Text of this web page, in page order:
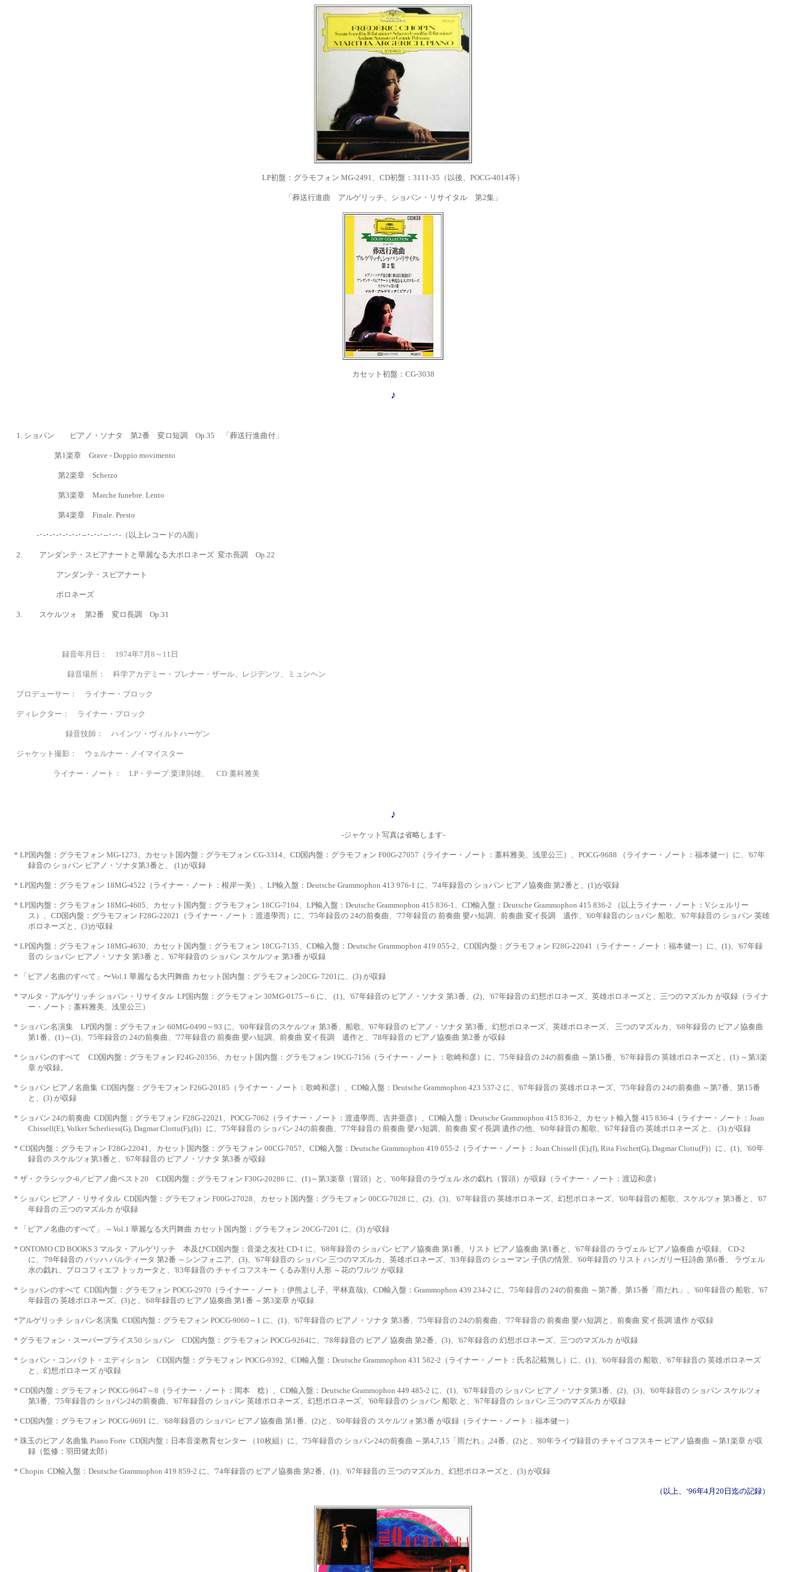
LP初盤：グラモフォン MG-2491、CD初盤： 3111-35 （以後、POCG-4014等）
「 葬送行進曲 アルゲリッチ、ショパン・リサイタル 第2集」
カセット初盤：CG-3038
♪
1. ショパン ピアノ・ソナタ 第2番 変ロ短調 Op.35 「葬送行進曲付」
第1楽章 Grave - Doppio movimento
第2楽章 Scherzo
第3楽章 Marche funebre. Lento
第4楽章 Finale. Presto
-･-･-･-･-･-･-･--･-･-･--･-･-（以上レコードのA面）
2. アンダンテ・スピアナートと華麗なる大ポロネーズ 変ホ長調 Op.22
アンダンテ・スピアナート
ポロネーズ
3. スケルツォ 第2番 変ロ長調 Op.31
録音年月日： 1974年7月8～11日
録音場所： 科学アカデミー・プレナー・ザール、レジデンツ、ミュンヘン
プロデューサー ： ライナー・ブロック
ディレクター： ライナー・ブロック
録音技師： ハインツ・ヴィルトハーゲン
ジャケット撮影： ウェルナー・ノイマイスター
ライナー・ノート： LP・テープ:栗津則雄、 CD:藁科雅美
♪
-ジャケット写真は省略します-
* LP国内盤：グラモフォン MG-1273、カセット国内盤：グラモフォン CG-3314、CD国内盤： グラモフォン F00G-27057（ライナー・ノート：藁科雅美、浅里公三）、POCG-9688 （ライナー・ノート：福本健一）に、 '67年
録音の ショパン ピアノ・ソナタ第3番と、 (1)が収録
* LP国内盤：グラモフォン 18MG-4522（ライナー・ノート：根岸一美）、LP輸入盤：Deutsche Grammophon 413 976-1 に、'74年録音の ショパン ピアノ協奏曲 第2番と、(1)が収録
* LP国内盤：グラモフォン 18MG-4605、カセット国内盤：グラモフォン 18CG-7104、LP輸入盤： Deutsche Grammophon 415 836-1、CD輸入盤：Deutsche Grammophon 415 836-2 （以上ライナー・ノート： V.シェルリー
ス）、CD国内盤：グラモフォン F28G-22021 （ライナー・ノート：渡邉學而）に、 '75年録音の 24の前奏曲、'77年録音の 前奏曲 嬰ハ短調、前奏曲 変イ長調 遺作、 '60年録音のショパン 船歌、'67年録音の ショパン 英雄
ポロネーズと、(3)が収録
* LP国内盤：グラモフォン 18MG-4630、カセット国内盤：グラモフォン 18CG-7135、CD輸入盤： Deutsche Grammophon 419 055-2、CD国内盤：グラモフォン F28G-22041 （ライナー・ノート：福本健一）に、(1)、'67年録
音の ショパン ピアノ・ソナタ 第3番 と、 '67年録音の ショパン スケルツォ 第3番 が収録
* 「ピアノ名曲のすべて」〜Vol.1 華麗なる大円舞曲 カセット国内盤：グラモフォン20CG- 7201に、(3) が収録
* マルタ・アルゲリッチ ショパン・リサイタル LP国内盤：グラモフォン 30MG-0175～6 に、 (1)、 '67年録音の ピアノ・ソナタ 第3番、(2)、'67年録音の 幻想ポロネーズ、英雄ポロネーズと、三つのマズルカ が収録（ライナ
ー・ノート：藁科雅美、浅里公三）
* ショパン名演集 LP国内盤：グラモフォン 60MG-0490～93 に、'60年録音のスケルツォ 第3番、船歌、'67年録音の ピアノ・ソナタ 第3番、幻想ポロネーズ、英雄ポロネーズ、 三つのマズルカ、 '68年録音の ピアノ協奏曲
第1番、(1)～(3)、'75年録音の 24の前奏曲、 '77年録音の 前奏曲 嬰ハ短調、前奏曲 変イ長調 遺作と、'78年録音の ピアノ協奏曲 第2番 が収録
* ショパンのすべて CD国内盤：グラモフォン F24G-20356、カセット国内盤：グラモフォン 19CG-7156（ライナー・ノート：歌崎和彦）に、'75年録音の 24の前奏曲 ～第15番、'67年録音の 英雄ポロネーズと、(1) ～第3楽
章 が収録。
* ショパン ピアノ名曲集 CD国内盤：グラモフォン F26G-20185（ライナー・ノート：歌崎和彦）、 CD輸入盤：Deutsche Grammophon 423 537-2 に、'67年録音の 英雄ポロネーズ、 '75年録音の 24の前奏曲 ～第7番、第15番
と、(3) が収録
* ショパン 24の前奏曲 CD国内盤：グラモフォン F28G-22021、POCG-7062（ライナー・ ノート：渡邉學而、吉井亜彦）、 CD輸入盤：Deutsche Grammophon 415 836-2、カセット 輸入盤 415 836-4（ライナー・ノート：Joan
Chissell(E), Volker Scherliess(G), DagmarClottu(F),(I)）に、'75年録音の ショパン 24の前奏曲、'77年録音の 前奏曲 嬰ハ短調、前奏曲 変イ長調 遺作の他、 '60年録音の 船歌、'67年録音の 英雄ポロネーズ と、 (3) が収録
* CD国内盤：グラモフォン F28G-22041、カセット国内盤：グラモフォン 00CG-7057、CD輸入盤： Deutsche Grammophon 419 055-2（ライナー・ノート：Joan Chissell (E),(I), Rita Fischer(G), Dagmar Clottu(F)）に、(1)、'60年
録音の スケルツォ第3番と、'67年録音の ピアノ・ソナタ 第3番 が収録
* ザ・クラシック-6／ピアノ曲ベスト20 CD国内盤：グラモフォン F30G-20286 に、(1)～ 第3楽章（冒頭）と、'60年録音のラヴェル 水の戯れ（冒頭）が収録（ライナー・ ノート：渡辺和彦）
* ショパン ピアノ・リサイタル CD国内盤：グラモフォン F00G-27028、カセット国内盤： グラモフォン 00CG-7028 に、(2)、(3)、'67年録音の 英雄ポロネーズ、幻想ポロネーズ、 '60年録音の 船歌、スケルツォ 第3番と、'67
年録音の 三つのマズルカ が収録
* 「ピアノ名曲のすべて」 ～ Vol.1 華麗なる大円舞曲 カセット国内盤：グラモフォン 20CG-7201 に、(3) が収録
* ONTOMO CD BOOKS 3 マルタ・アルゲリッチ 本及びCD国内盤：音楽之友社 CD-1 に、 '68年録音の ショパン ピアノ協奏曲 第1番、リスト ピアノ協奏曲 第1番と、'67年録音の ラヴェル ピアノ協奏曲 が収録。
CD-2
に、'79年録音の バッハ パルティータ 第2番 ～シンフォニア、(3)、'67年録音の ショパン 三つのマズルカ、英雄ポロネーズ、 '83年録音の シューマン 子供の情景、'60年録音の リスト ハンガリー狂詩曲 第6番、 ラヴェル
水の戯れ、プロコフィエフ トッカータと、 '83年録音の チャイコフスキー くるみ割り人形 ～花のワルツ が収録
* ショパンのすべて CD国内盤：グラモフォン POCG-2970（ライナー・ノート：伊熊よし子、 平林直哉)、CD輸入盤：Grammophon 439 234-2 に、'75年録音の 24の前奏曲 ～第7番、 第15番「雨だれ」、'60年録音の 船歌、'67
年録音の 英雄ポロネーズ、(3)と、'68年録音の ピアノ協奏曲 第1番 ～第3楽章 が収録
*アルゲリッチ ショパン名演集 CD国内盤：グラモフォン POCG-9060～1 に、(1)、'67年録音の ピアノ・ソナタ 第3番、'75年録音の 24の前奏曲、'77年録音の 前奏曲 嬰ハ短調と、前奏曲 変イ長調 遺作 が収録
* グラモフォン・スーパープライス50 ショパン CD国内盤：グラモフォン POCG-9264に、 '78年録音の ピアノ 協奏曲 第2番、(3)、'67年録音の 幻想ポロネーズ、三つのマズルカ が収録
* ショパン・コンパクト・エディション CD国内盤：グラモフォン POCG-9392、CD輸入盤： Deutsche Grammophon 431 582-2（ライナー・ノート：氏名記載無し）に、(1)、'60年録音の 船歌、 '67年録音の 英雄ポロネーズ
と、幻想ポロネーズ が収録
* CD国内盤：グラモフォン POCG-9647～8（ライナー・ノート：岡本 稔）、CD輸入盤： Deutsche Grammophon 449 485-2 に、(1)、'67年録音の ショパン ピアノ・ソナタ第3番、(2)、(3)、 '60年録音の ショパン スケルツォ
第3番、'75年録音の ショパン24の前奏曲、 '67年録音の ショパン 英雄ポロネーズ、幻想ポロネーズ、'60年録音の ショパン 船歌 と、 '67年録音の ショパン 三つのマズルカ が収録
* CD国内盤：グラモフォン POCG-9691 に、'68年録音の ショパン ピアノ協奏曲 第1番、(2)と、'60年録音の スケルツォ第3番 が収録（ライナー・ノート：福本健一）
* 珠玉のピアノ名曲集 Piano Forte CD国内盤：日本音楽教育センター （10枚組）に、 '75年録音の ショパン24の前奏曲 ～第4,7,15「雨だれ」,24番、(2)と、'80年ライヴ録音の チャイコフスキー ピアノ協奏曲 ～第1楽章 が収
録（監修：羽田健太郎）
* Chopin CD輸入盤：Deutsche Grammophon 419 859-2 に、'74年録音の ピアノ協奏曲 第2番、(1)、'67年録音の 三つのマズルカ、幻想ポロネーズと、(3) が収録
（以上、‘96年4月20日迄の記録）